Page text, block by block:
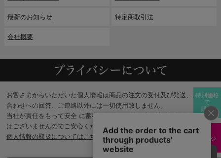
特別価格
で
購入
ページ
TOPへ
最新のお知らせ
会社概要
特定商取引法
お客さまからいただいた個人情報は商品の注文の受付及び発送、お問い
合わせへの回答、ご連絡以外には一切使用致しません。
当社が責任をもって安全 に蓄積・保管し、第三者に譲渡・提供すること
はございませんのでご安心ください。
個人情報の取扱についてはこちら